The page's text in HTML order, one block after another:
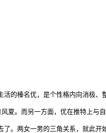
活的榛名优，是个性格内向消极
夏。而另一方面，优在推特上与
了。两女一男的三角关系，就此开